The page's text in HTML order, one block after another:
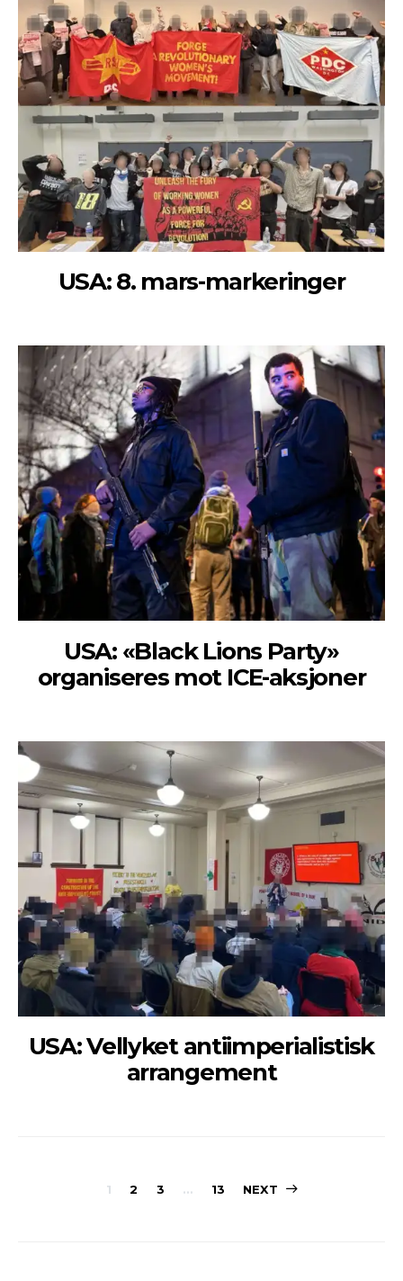
USA: 8. mars-markeringer
USA: «Black Lions Party»
organiseres mot ICE-aksjoner
USA: Vellyket antiimperialistisk
arrangement
1 2 3 … 13 NEXT